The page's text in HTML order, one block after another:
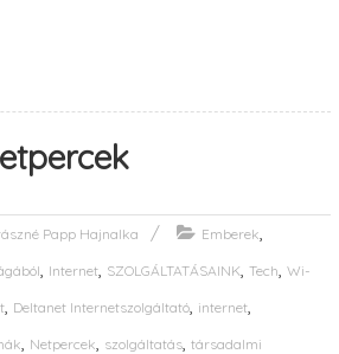
Papp Hajnalka Emberek
Internet, SZOLGÁLTATÁSAINK Tech Wi-
, Deltanet Internetszolgáltató, internet,
Netpercek szolgáltatás, társadalmi